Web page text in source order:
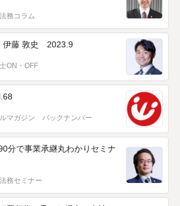
務コラム
伊藤 敦史 2023.9
ON・OFF
マガジン バックナンバー
分で事業承継丸わかりセミナ
務セミナー